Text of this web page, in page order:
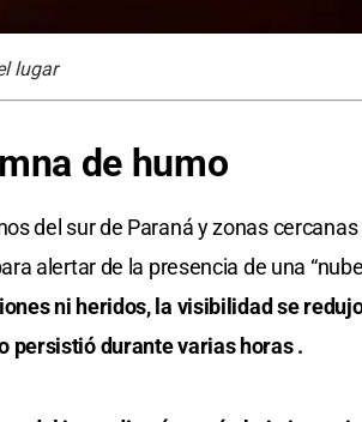
lugar
de humo
del sur de Paraná y zonas
alertar de la presencia de una
ni heridos, la visibilidad se
persistió durante varias horas .